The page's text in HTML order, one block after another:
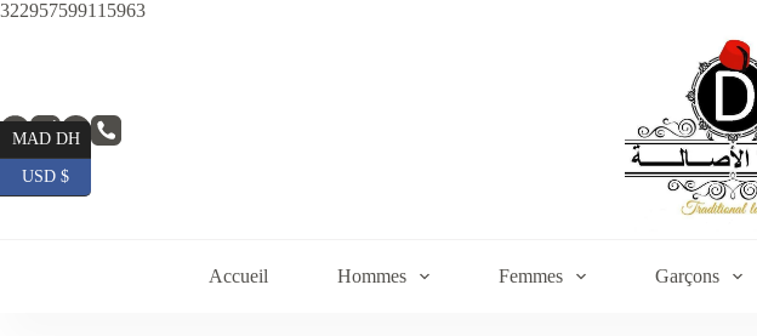
322957599115963Skip
Accueil Hommes Femmes Garçons
MAD DH
USD $